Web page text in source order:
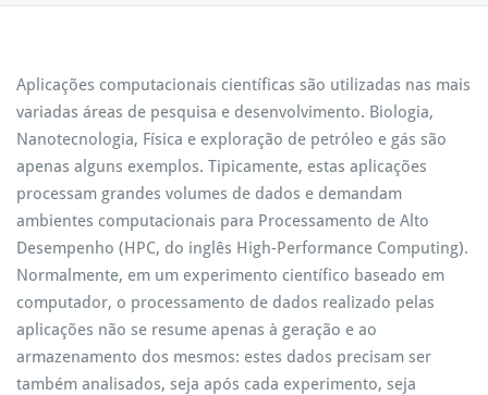
Aplicações computacionais científicas são utilizadas nas mais
variadas áreas de pesquisa e desenvolvimento. Biologia,
Nanotecnologia, Física e exploração de petróleo e gás são
apenas alguns exemplos. Tipicamente, estas aplicações
processam grandes volumes de dados e demandam
ambientes computacionais para Processamento de Alto
Desempenho (HPC, do inglês High-Performance Computing).
Normalmente, em um experimento científico baseado em
computador, o processamento de dados realizado pelas
aplicações não se resume apenas à geração e ao
armazenamento dos mesmos: estes dados precisam ser
também analisados, seja após cada experimento, seja